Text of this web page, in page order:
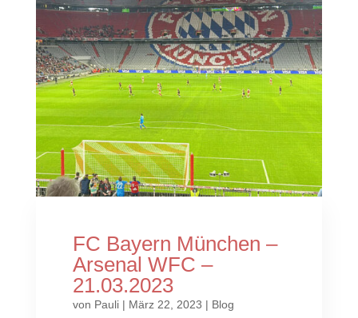
FC Bayern München –
Arsenal WFC –
21.03.2023
von Pauli| März 22, 2023 | Blog